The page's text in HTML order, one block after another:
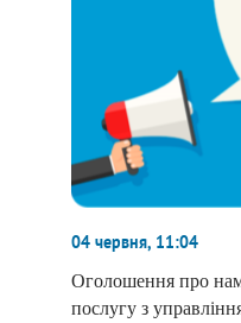
04 червня, 11:04
Оголошення про
послугу з